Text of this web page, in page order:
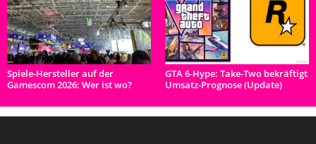
Spiele-Hersteller auf der
Gamescom 2026: Wer ist wo?
GTA 6-Hype: Take-Two bekräftigt
Umsatz-Prognose (Update)